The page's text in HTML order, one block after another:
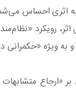
اثری احساس
رویکرد
به ویژه
«ارجاع